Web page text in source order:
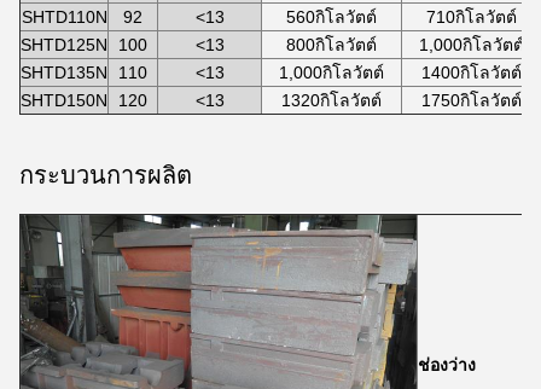
SHTD110N
92 <13 560กิโลวัตต์
710กิโลวัตต์
SHTD125N
100 <13 800กิโลวัตต์
1,000กิโลวัตต์
SHTD135N
110 <13 1,000กิโลวัตต์
1400กิโลวัตต์
SHTD150N
120 <13 1320กิโลวัตต์ 1750กิโลวัตต์
กระบวนการผลิต
ช่องว่าง